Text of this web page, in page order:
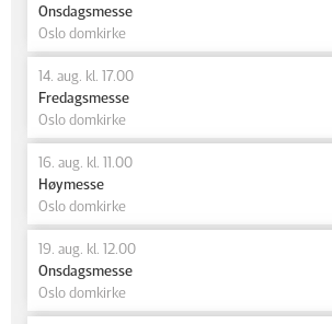
Onsdagsmesse
Oslo domkirke
14. aug. kl. 17.00
Fredagsmesse
Oslo domkirke
16. aug. kl. 11.00
Høymesse
Oslo domkirke
19. aug. kl. 12.00
Onsdagsmesse
Oslo domkirke